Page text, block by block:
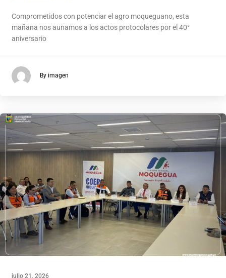
Comprometidos con potenciar el agro moqueguano, esta
mañana nos aunamos a los actos protocolares por el 40°
aniversario
By imagen
julio 21, 2026